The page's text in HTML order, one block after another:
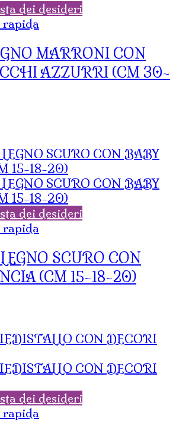
dei desideri
rapida
MARRONI CON
AZZURRI (CM 30-
dei desideri
rapida
SCURO CON
(CM 15-18-20)
dei desideri
rapida